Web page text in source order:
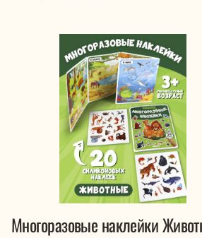
Многоразовые наклейки